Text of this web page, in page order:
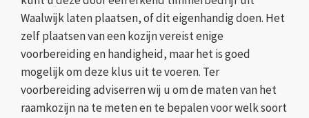
Waalwijk laten plaatsen, of dit eigenhandig doen. Het
zelf plaatsen van een kozijn vereist enige
voorbereiding en handigheid, maar het is goed
mogelijk om deze klus uit te voeren. Ter
voorbereiding adviserren wij u om de maten van het
raamkozijn na te meten en te bepalen voor welk soort